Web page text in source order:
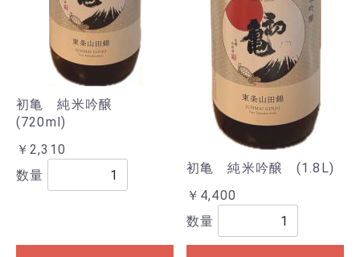
初亀 純米吟醸
(720ml)
￥2,310
数量
初亀 純米吟醸 (1.8L)
￥4,400
数量